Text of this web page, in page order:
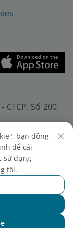
Số 200
(+84-24)
mã số
đầu ngày
10 ngày
phố Hà Nội.
bạn đồng
để cải
sử dụng
tôi.